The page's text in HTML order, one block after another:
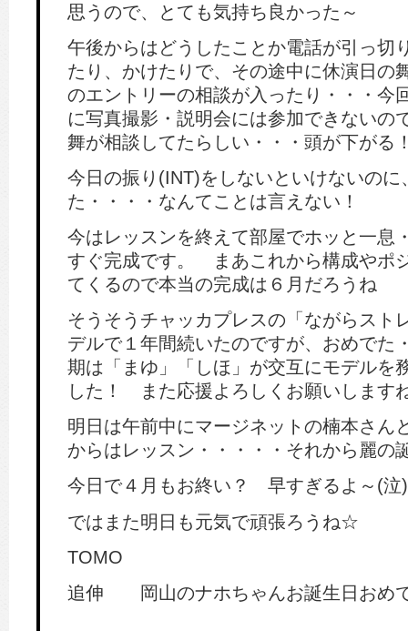
思うので、とても気持ち良かった～
午後からはどうしたことか電話が引っ切
たり、かけたりで、その途中に休演日の
のエントリーの相談が入ったり・・・今
に写真撮影・説明会には参加できないの
舞が相談してたらしい・・・頭が下がる
今日の振り(INT)をしないといけないのに
た・・・・なんてことは言えない！
今はレッスンを終えて部屋でホッと一息
すぐ完成です。 まあこれから構成やポ
てくるので本当の完成は６月だろうね
そうそうチャッカプレスの「ながらスト
デルで１年間続いたのですが、おめでた
期は「まゆ」「しほ」が交互にモデルを
した！ また応援よろしくお願いします
明日は午前中にマージネットの楠本さん
からはレッスン・・・・・それから麗の
今日で４月もお終い？ 早すぎるよ～(泣)
ではまた明日も元気で頑張ろうね☆
TOMO
追伸 岡山のナホちゃんお誕生日おめ